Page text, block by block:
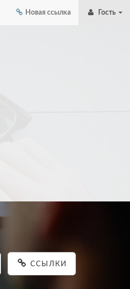
Новая ссылка Гость
ССЫЛКИ